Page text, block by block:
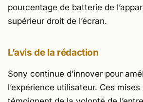
pourcentage de batterie de
supérieur droit de l’écran.
L’avis de la rédaction
Sony continue d’innover pour
l’expérience utilisateur. Ces mises